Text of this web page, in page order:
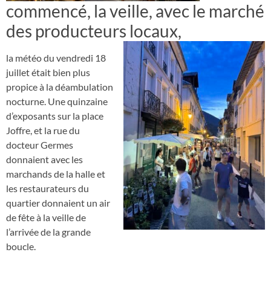
commencé, la veille, avec le marché
des producteurs locaux,
la météo du vendredi 18
juillet était bien plus
propice à la déambulation
nocturne. Une quinzaine
d’exposants sur la place
Joffre, et la rue du
docteur Germes
donnaient avec les
marchands de la halle et
les restaurateurs du
quartier donnaient un air
de fête à la veille de
l’arrivée de la grande
boucle.